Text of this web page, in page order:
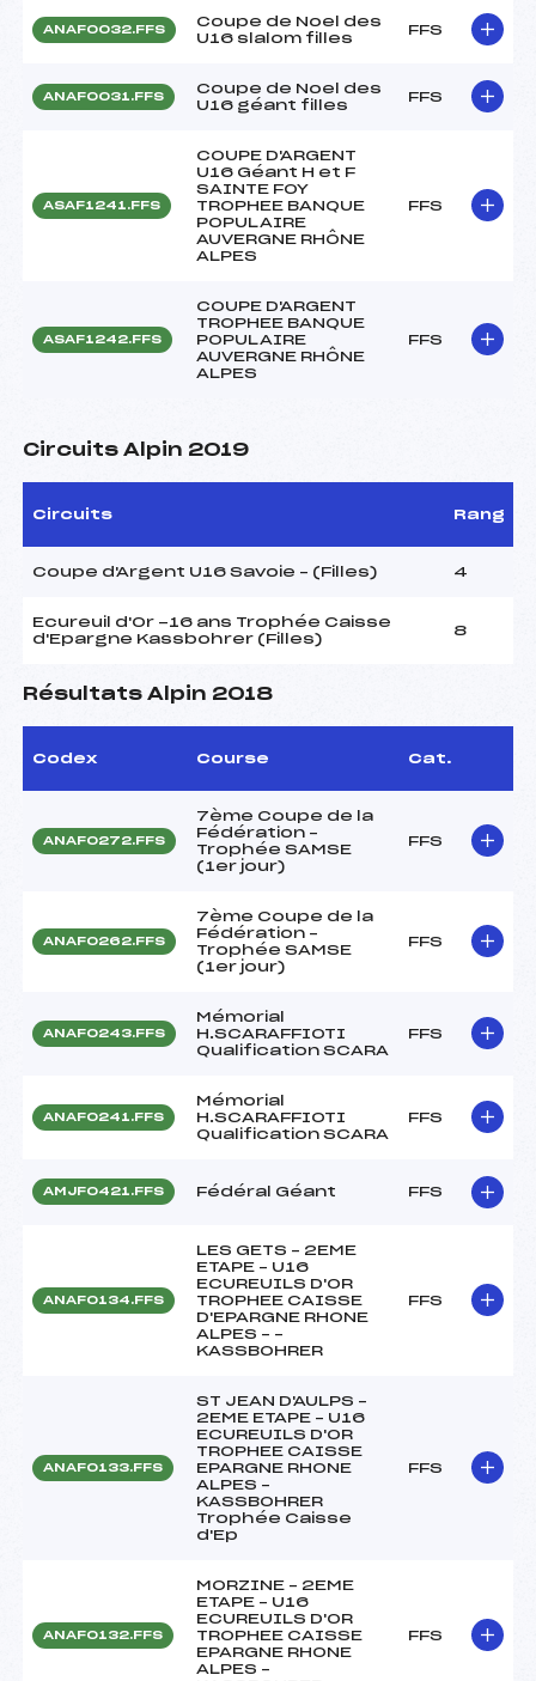
ANAF0032.FFS
Coupe de Noel des
U16 slalom filles
FFS
ANAF0031.FFS
Coupe de Noel des
U16 géant filles
FFS
ASAF1241.FFS
COUPE D'ARGENT
U16 Géant H et F
SAINTE FOY
TROPHEE BANQUE
POPULAIRE
AUVERGNE RHÔNE
ALPES
FFS
ASAF1242.FFS
COUPE D'ARGENT
TROPHEE BANQUE
POPULAIRE
AUVERGNE RHÔNE
ALPES
FFS
Circuits Alpin 2019
Circuits Rang
Coupe d'Argent U16 Savoie – (Filles) 4
Ecureuil d'Or -16 ans Trophée Caisse
d'Epargne Kassbohrer (Filles)
8
Résultats Alpin 2018
Codex Course Cat.
ANAF0272.FFS
7ème Coupe de la
Fédération –
Trophée SAMSE
(1er jour)
FFS
ANAF0262.FFS
7ème Coupe de la
Fédération –
Trophée SAMSE
(1er jour)
FFS
ANAF0243.FFS
Mémorial
H.SCARAFFIOTI
Qualification SCARA
FFS
ANAF0241.FFS
Mémorial
H.SCARAFFIOTI
Qualification SCARA
FFS
AMJF0421.FFS Fédéral Géant FFS
ANAF0134.FFS
LES GETS – 2EME
ETAPE – U16
ECUREUILS D'OR
TROPHEE CAISSE
D'EPARGNE RHONE
ALPES – –
KASSBOHRER
FFS
ANAF0133.FFS
ST JEAN D'AULPS –
2EME ETAPE – U16
ECUREUILS D'OR
TROPHEE CAISSE
EPARGNE RHONE
ALPES –
KASSBOHRER
Trophée Caisse
d'Ep
FFS
ANAF0132.FFS
MORZINE – 2EME
ETAPE – U16
ECUREUILS D'OR
TROPHEE CAISSE
EPARGNE RHONE
ALPES –
FFS